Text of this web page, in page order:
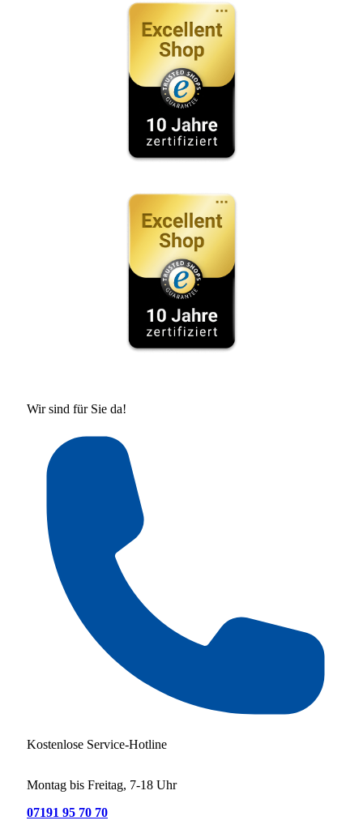
Wir sind für Sie da!
Kostenlose Service-Hotline
Montag bis Freitag, 7-18 Uhr
07191 95 70 70